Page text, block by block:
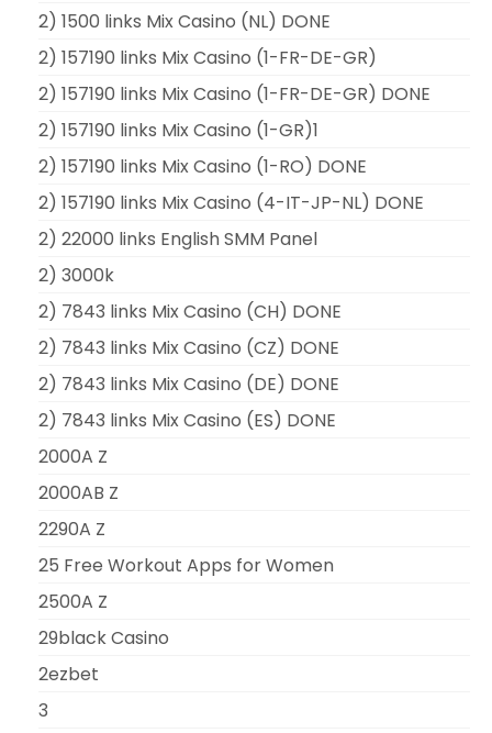
2) 1500 links Mix Casino (NL) DONE
2) 157190 links Mix Casino (1-FR-DE-GR)
2) 157190 links Mix Casino (1-FR-DE-GR) DONE
2) 157190 links Mix Casino (1-GR)1
2) 157190 links Mix Casino (1-RO) DONE
2) 157190 links Mix Casino (4-IT-JP-NL) DONE
2) 22000 links English SMM Panel
2) 3000k
2) 7843 links Mix Casino (CH) DONE
2) 7843 links Mix Casino (CZ) DONE
2) 7843 links Mix Casino (DE) DONE
2) 7843 links Mix Casino (ES) DONE
2000A Z
2000AB Z
2290A Z
25 Free Workout Apps for Women
2500A Z
29black Casino
2ezbet
3